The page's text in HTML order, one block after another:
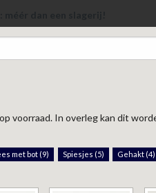
voorraad. In overleg kan dit
met bot (9) Spiesjes (5) Gehakt (4)